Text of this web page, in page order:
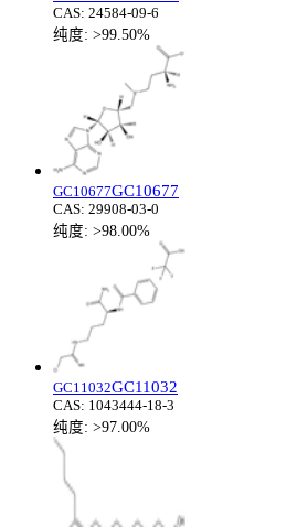
CAS: 24584-09-6
纯度: >99.50%
GC10677GC10677
CAS: 29908-03-0
纯度: >98.00%
GC11032GC11032
CAS: 1043444-18-3
纯度: >97.00%